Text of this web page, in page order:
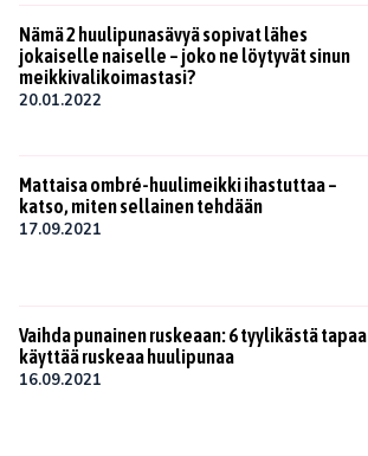
Nämä 2 huulipunasävyä sopivat lähes
jokaiselle naiselle – joko ne löytyvät sinun
meikkivalikoimastasi?
20.01.2022
Mattaisa ombré-huulimeikki ihastuttaa –
katso, miten sellainen tehdään
17.09.2021
Vaihda punainen ruskeaan: 6 tyylikästä tapaa
käyttää ruskeaa huulipunaa
16.09.2021